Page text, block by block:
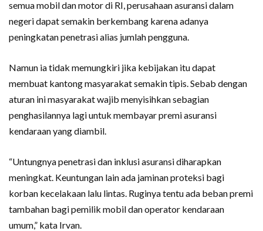
semua mobil dan motor di RI, perusahaan asuransi dalam
negeri dapat semakin berkembang karena adanya
peningkatan penetrasi alias jumlah pengguna.
Namun ia tidak memungkiri jika kebijakan itu dapat
membuat kantong masyarakat semakin tipis. Sebab dengan
aturan ini masyarakat wajib menyisihkan sebagian
penghasilannya lagi untuk membayar premi asuransi
kendaraan yang diambil.
“Untungnya penetrasi dan inklusi asuransi diharapkan
meningkat. Keuntungan lain ada jaminan proteksi bagi
korban kecelakaan lalu lintas. Ruginya tentu ada beban premi
tambahan bagi pemilik mobil dan operator kendaraan
umum,” kata Irvan.